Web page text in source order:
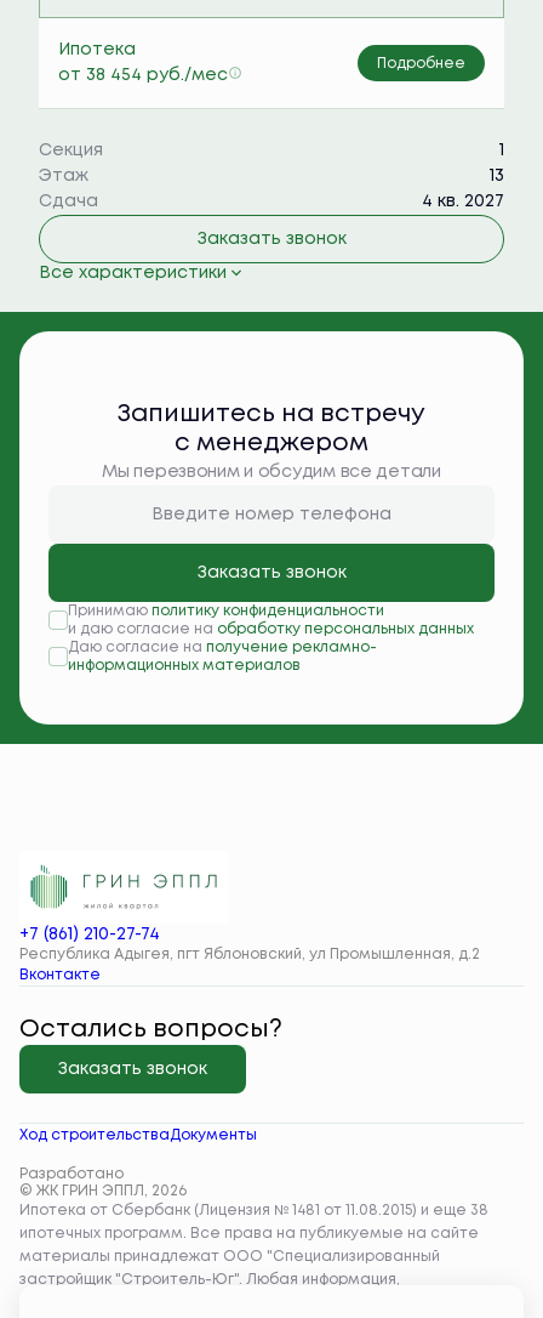
Ипотека
от 38 454 руб./мес
Подробнее
Секция
1
Этаж
13
Сдача
4 кв. 2027
Заказать звонок
Все характеристики
Запишитесь на встречу
с менеджером
Мы перезвоним и обсудим все детали
Заказать звонок
Принимаю политику конфиденциальности
и даю согласие на обработку персональных данных
Даю согласие на получение рекламно-
информационных материалов
+7 (861) 210-27-74
Республика Адыгея, пгт Яблоновский, ул Промышленная, д.2
Вконтакте
Ход строительстваДокументы
Разработано
© ЖК ГРИН ЭППЛ, 2026
Остались вопросы?
Заказать звонок